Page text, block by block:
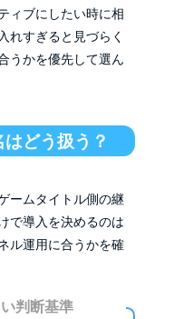
ィブにしたい時に相
れすぎると見づらく
うかを優先して選ん
どう扱う？
ームタイトル側の継
で導入を決めるのは
ル運用に合うかを確
判断基準